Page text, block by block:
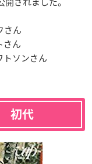
さん
さん
トソンさん
初代